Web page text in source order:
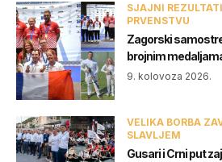
SJAJNI
PRVENSTVU
Zagorski
brojnim
9. kolovoza 2026.
VELIKA BORBA
SLAVLJEM
Gusari i Crni put